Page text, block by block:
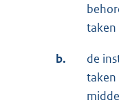
taken
b.
de
taken